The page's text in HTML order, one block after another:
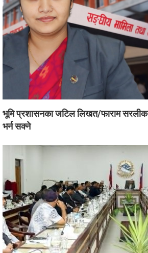
भूमि प्रशासनका जटिल लिखत/फाराम
भर्न सक्ने